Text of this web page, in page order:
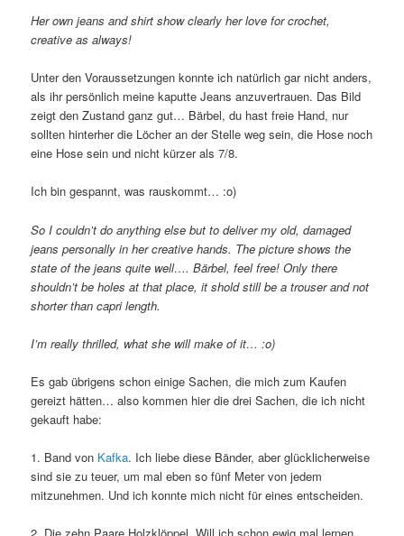
Her own jeans and shirt show clearly her love for crochet,
creative as always!
Unter den Voraussetzungen konnte ich natürlich gar nicht anders,
als ihr persönlich meine kaputte Jeans anzuvertrauen. Das Bild
zeigt den Zustand ganz gut… Bärbel, du hast freie Hand, nur
sollten hinterher die Löcher an der Stelle weg sein, die Hose noch
eine Hose sein und nicht kürzer als 7/8.
Ich bin gespannt, was rauskommt… :o)
So I couldn’t do anything else but to deliver my old, damaged
jeans personally in her creative hands. The picture shows the
state of the jeans quite well…. Bärbel, feel free! Only there
shouldn’t be holes at that place, it shold still be a trouser and not
shorter than capri length.
I’m really thrilled, what she will make of it… :o)
Es gab übrigens schon einige Sachen, die mich zum Kaufen
gereizt hätten… also kommen hier die drei Sachen, die ich nicht
gekauft habe:
1. Band von Kafka. Ich liebe diese Bänder, aber glücklicherweise
sind sie zu teuer, um mal eben so fünf Meter von jedem
mitzunehmen. Und ich konnte mich nicht für eines entscheiden.